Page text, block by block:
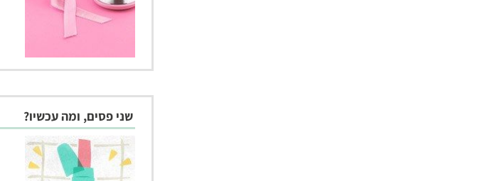
שני פסים, ומה עכשיו?